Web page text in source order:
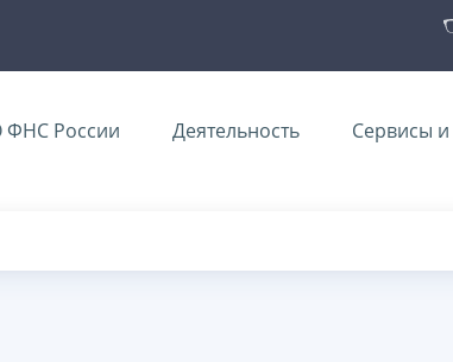
ФНС России Деятельность Сервисы и